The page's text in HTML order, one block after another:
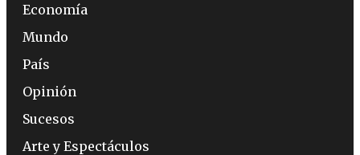
Economía
Mundo
País
Opinión
Sucesos
Arte y Espectáculos